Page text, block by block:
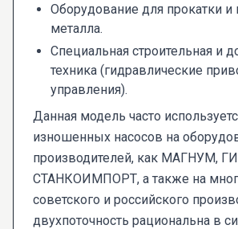
Оборудование для прокатки и
металла.
Специальная строительная и
техника (гидравлические
управления).
Данная модель часто
изношенных насосов на
производителей, как МАГНУМ,
СТАНКОИМПОРТ, а также на
советского и российского
двухпоточность рациональна в